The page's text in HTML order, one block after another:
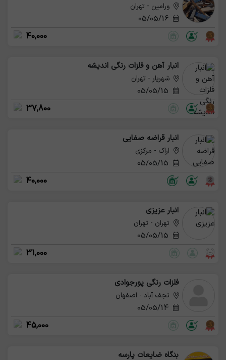
ورامین - تهران
05/05/16
40,000
انبار آهن و فلزات رنگی اندیشه
شهریار - تهران
37,800
انبار قراضه صفایی
اراک - مرکزی
40,000
انبار عزیزی
تهران - تهران
31,000
فلزات رنگی پورجوادی
نجف آباد - اصفهان
05/05/14
45,000
بنگاه ضایعات پارسه